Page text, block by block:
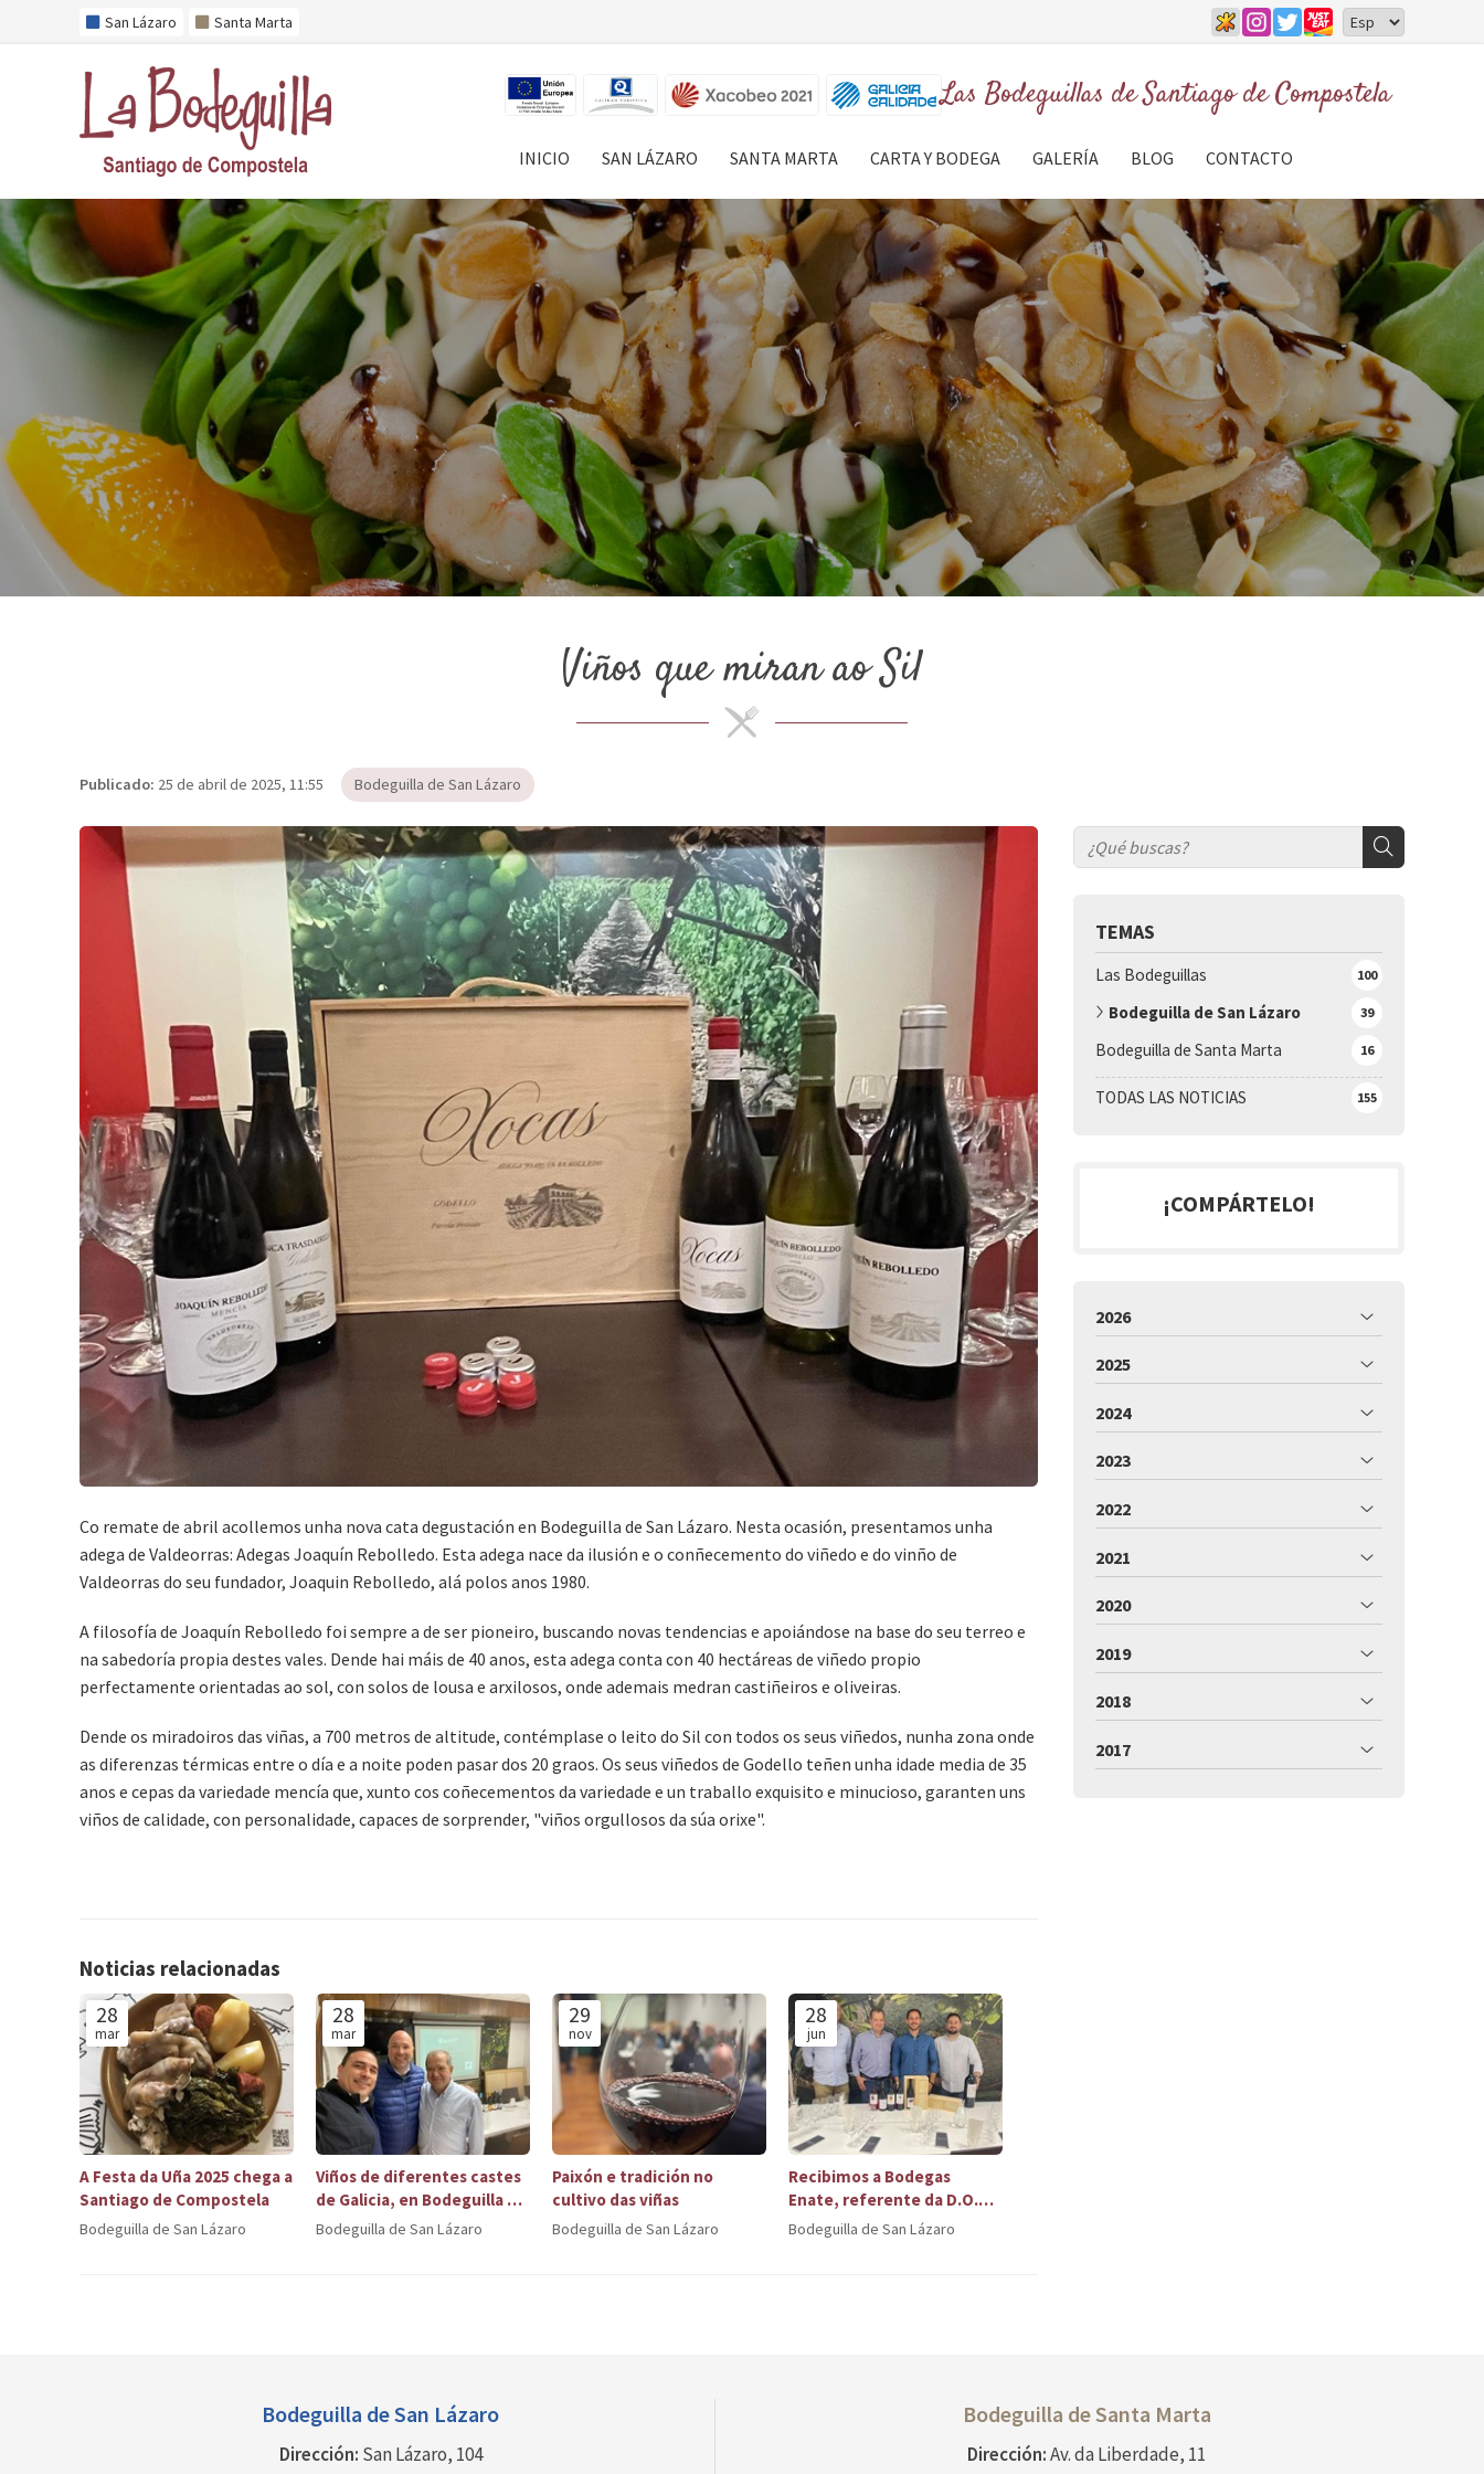
San Lázaro Santa Marta
Las Bodeguillas deSantiago de Compostela
INICIO SAN LÁZARO SANTA MARTA CARTA Y BODEGA GALERÍA BLOG CONTACTO
Viños que miran ao Sil
Publicado: 25 de abril de 2025, 11:55 Bodeguilla de San Lázaro
TEMAS
TODAS LAS NOTICIAS 155
Las Bodeguillas 100
Bodeguilla de San Lázaro 39
Bodeguilla de Santa Marta 16
Co remate de abril acollemos unha nova cata degustación en Bodeguilla de San Lázaro. Nesta ocasión, presentamos unha
adega de Valdeorras: Adegas Joaquín Rebolledo. Esta adega nace da ilusión e o conñecemento do viñedo e do vinño de
Valdeorras do seu fundador, Joaquin Rebolledo, alá polos anos 1980.
A filosofía de Joaquín Rebolledo foi sempre a de ser pioneiro, buscando novas tendencias e apoiándose na base do seu terreo e
na sabedoría propia destes vales. Dende hai máis de 40 anos, esta adega conta con 40 hectáreas de viñedo propio
perfectamente orientadas ao sol, con solos de lousa e arxilosos, onde ademais medran castiñeiros e oliveiras.
Dende os miradoiros das viñas, a 700 metros de altitude, contémplase o leito do Sil con todos os seus viñedos, nunha zona onde
as diferenzas térmicas entre o día e a noite poden pasar dos 20 graos. Os seus viñedos de Godello teñen unha idade media de 35
anos e cepas da variedade mencía que, xunto cos coñecementos da variedade e un traballo exquisito e minucioso, garanten uns
viños de calidade, con personalidade, capaces de sorprender, "viños orgullosos da súa orixe".
Noticias relacionadas
28
mar
A Festa da Uña 2025 chega a
Santiago de Compostela
Bodeguilla de San Lázaro
28
mar
Viños de diferentes castes
de Galicia, en Bodeguilla de
San Lázaro
Bodeguilla de San Lázaro
29
nov
Paixón e tradición no
cultivo das viñas
Bodeguilla de San Lázaro
28
jun
Recibimos a Bodegas
Enate, referente da D.O.
Somontano en Aragón
Bodeguilla de San Lázaro
¡COMPÁRTELO!
2026
2025
2024
2023
2022
2021
2020
2019
2018
2017
Bodeguilla deSan Lázaro
Dirección: San Lázaro, 104
Bodeguilla deSanta Marta
Dirección:Av. da Liberdade, 11